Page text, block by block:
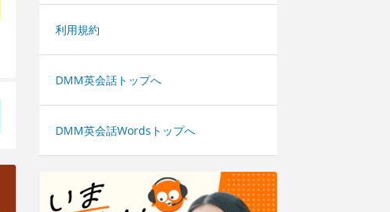
利用規約
DMM英会話トップへ
DMM英会話Wordsトップへ